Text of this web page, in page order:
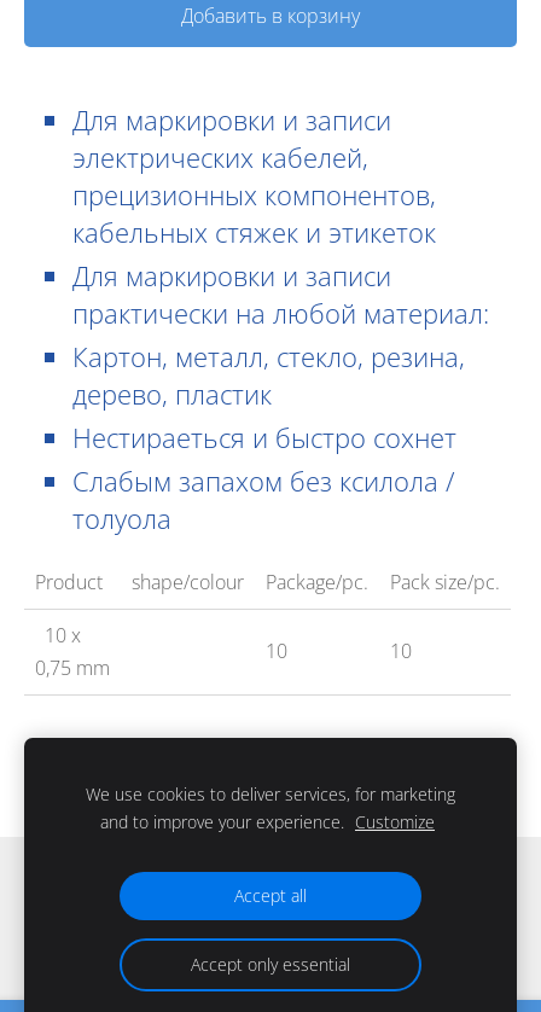
Добавить в корзину
Для маркировки и записи
электрических кабелей,
прецизионных компонентов,
кабельных стяжек и этикеток
Для маркировки и записи
практически на любой материал:
Картон, металл, стекло, резина,
дерево, пластик
Нестираеться и быстро сохнет
Слабым запахом без ксилола /
толуола
Product shape/colour Package/pc.
Pack size/pc.
10 x
0,75 mm
10 10
We use cookies to deliver services, for marketing
and to improve your experience. Customize
Accept all
Accept only essential